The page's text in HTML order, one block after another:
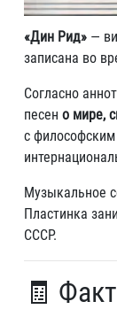
«Дин Рид» —
записана во
Согласно
песен о мире,
с философским
Музыкальное
Пластинка
СССР.
🧾